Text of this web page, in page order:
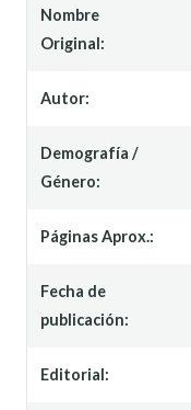
Nombre
Original:
Autor:
Demografía /
Género:
Páginas Aprox.:
Fecha de
publicación:
Editorial: